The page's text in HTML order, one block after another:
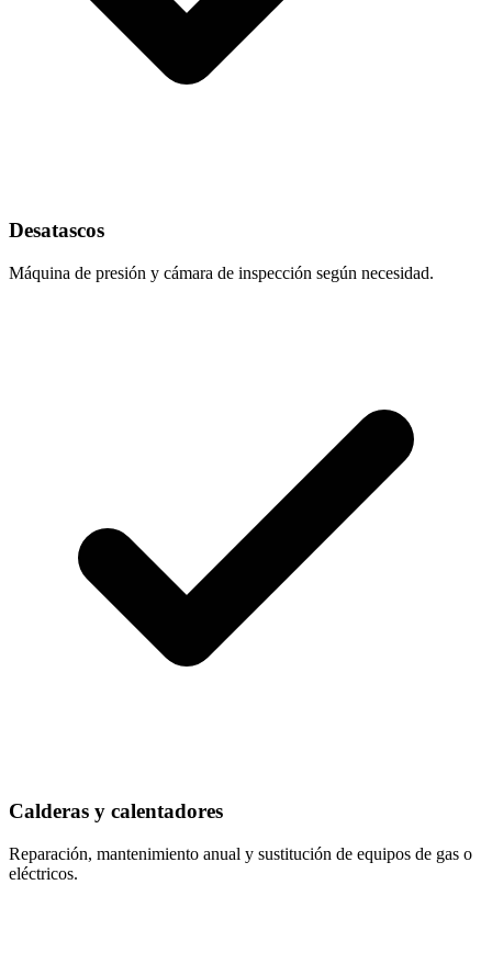
Desatascos
Máquina de presión y cámara de inspección según necesidad.
Calderas y calentadores
Reparación, mantenimiento anual y sustitución de equipos de gas o
eléctricos.